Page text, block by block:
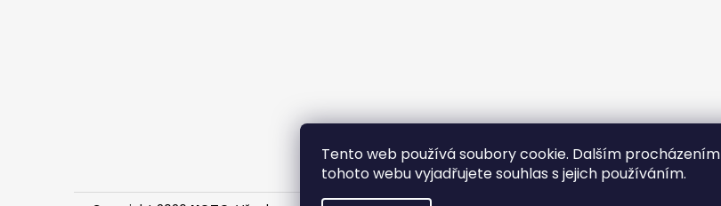
Tento web používá soubory cookie. Dalším procházením
tohoto webu vyjadřujete souhlas s jejich používáním.
Dveřní kování Stavební pouzdro